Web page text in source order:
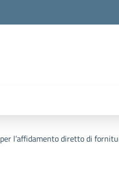
l’affidamento diretto di